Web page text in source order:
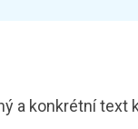
a konkrétní text